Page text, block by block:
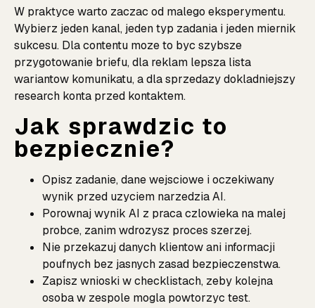
W praktyce warto zaczac od malego eksperymentu.
Wybierz jeden kanal, jeden typ zadania i jeden miernik
sukcesu. Dla contentu moze to byc szybsze
przygotowanie briefu, dla reklam lepsza lista
wariantow komunikatu, a dla sprzedazy dokladniejszy
research konta przed kontaktem.
Jak sprawdzic to
bezpiecznie?
Opisz zadanie, dane wejsciowe i oczekiwany
wynik przed uzyciem narzedzia AI.
Porownaj wynik AI z praca czlowieka na malej
probce, zanim wdrozysz proces szerzej.
Nie przekazuj danych klientow ani informacji
poufnych bez jasnych zasad bezpieczenstwa.
Zapisz wnioski w checklistach, zeby kolejna
osoba w zespole mogla powtorzyc test.